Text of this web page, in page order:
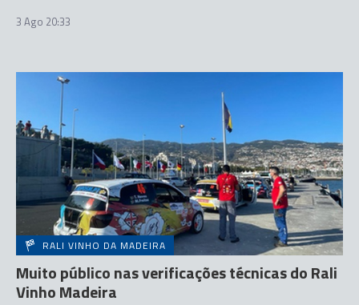
3 Ago 20:33
RALI VINHO DA MADEIRA
Muito público nas verificações técnicas do Rali
Vinho Madeira